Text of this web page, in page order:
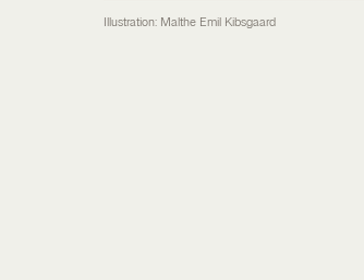
Illustration: Malthe Emil Kibsgaard